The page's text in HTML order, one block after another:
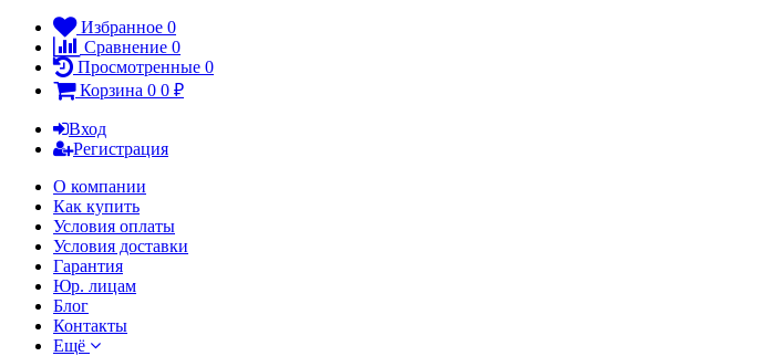
Избранное 0
Сравнение 0
Просмотренные 0
Корзина 0 0 ₽
Вход
Регистрация
О компании
Как купить
Условия оплаты
Условия доставки
Гарантия
Юр. лицам​
Блог
Контакты
Ещё